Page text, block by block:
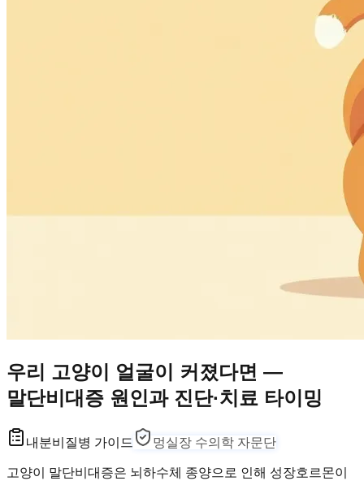
우리 고양이 얼굴이 커졌다면 —
말단비대증 원인과 진단·치료 타이밍
내분비 질병 가이드 멍실장 수의학 자문단
고양이 말단비대증은 뇌하수체 종양으로 인해 성장호르몬이